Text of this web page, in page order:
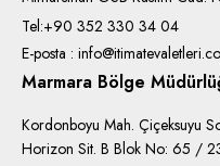
Tel:+90 352 330 34 04
E-posta :
Marmara Bölge
Kordonboyu Mah. Çiçeksuyu
Horizon Sit. B Blok No: 65 /